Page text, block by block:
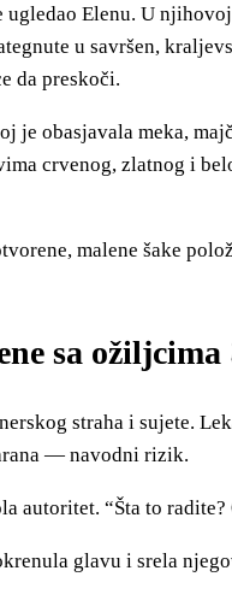
Elenu. U
u savršen,
da preskoči.
je obasjavala meka,
crvenog, zlatnog i
malene šake
sa
straha i sujete.
— navodni rizik.
autoritet. “Šta to
glavu i srela